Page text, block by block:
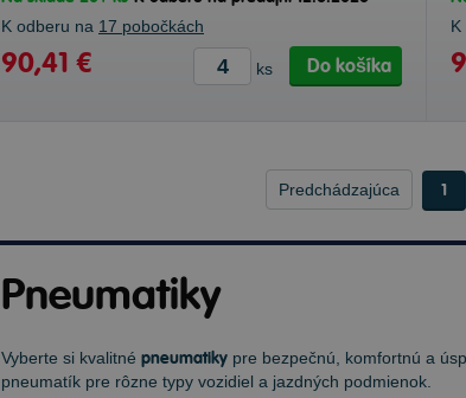
K odberu na 17 pobočkách
90,41 € ks Do košíka
K
Predchádzajúca 1
Pneumatiky
Vyberte si kvalitné pneumatiky pre bezpečnú, komfortnú a
pneumatík pre rôzne typy vozidiel a jazdných podmienok.